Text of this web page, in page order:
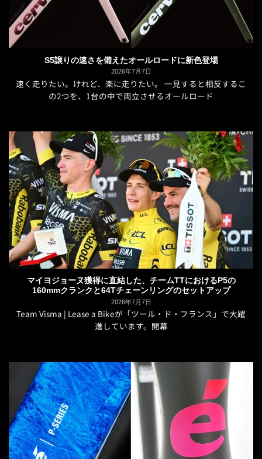
S5譲りの速さを備えたオールロードに新色登場
2026年7月7日
速く走りたい。けれど、楽に走りたい。 一見すると相反するこ
の2つを、1台の中で両立させるオールロード
マイヨジョーヌ獲得に直結した、チームTTにおけるP5の
160mmクランクと64Tチェーンリングのセットアップ
2026年7月7日
Team Visma | Lease a Bikeが「ツール・ド・フランス」で大躍
進しています。開幕